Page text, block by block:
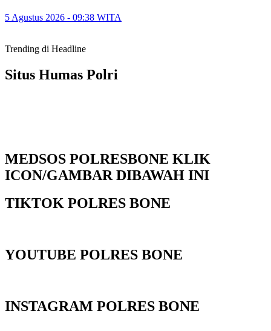
5 Agustus 2026 - 09:38 WITA
Trending di Headline
Situs Humas Polri
MEDSOS POLRESBONE KLIK
ICON/GAMBAR DIBAWAH INI
TIKTOK POLRES BONE
YOUTUBE POLRES BONE
INSTAGRAM POLRES BONE